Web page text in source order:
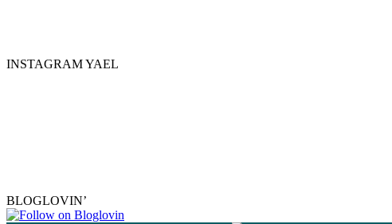
INSTAGRAM YAEL
BLOGLOVIN’